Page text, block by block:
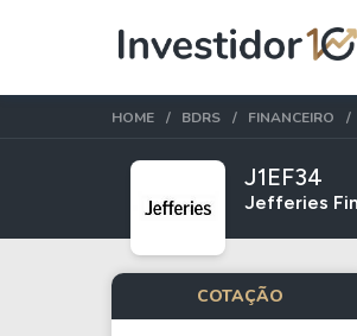
Assuntos do momento
Índice
Ibovespa
HOME BDRS FINANCEIRO
J1EF34
Jefferies
COTAÇÃO